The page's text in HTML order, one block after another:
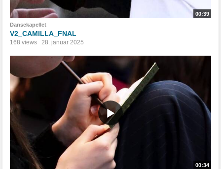
00:39
Dansekapellet
V2_CAMILLA_FNAL
168 views 28. januar 2025
00:34